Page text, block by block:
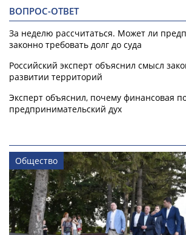
ВОПРОС-ОТВЕТ
За неделю рассчитаться. Может ли
законно требовать долг до суда
Российский эксперт объяснил смысл
развитии территорий
Эксперт объяснил, почему финансовая
предпринимательский дух
Общество